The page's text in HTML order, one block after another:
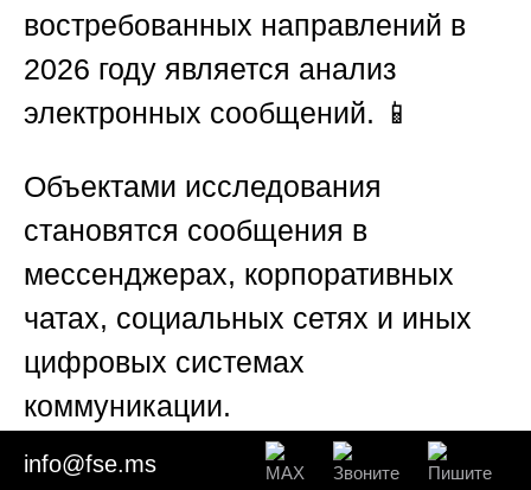
востребованных направлений в
2026 году является анализ
электронных сообщений. 📱
Объектами исследования
становятся сообщения в
мессенджерах, корпоративных
чатах, социальных сетях и иных
цифровых системах
коммуникации.
Несмотря на краткость подобных
info@fse.ms